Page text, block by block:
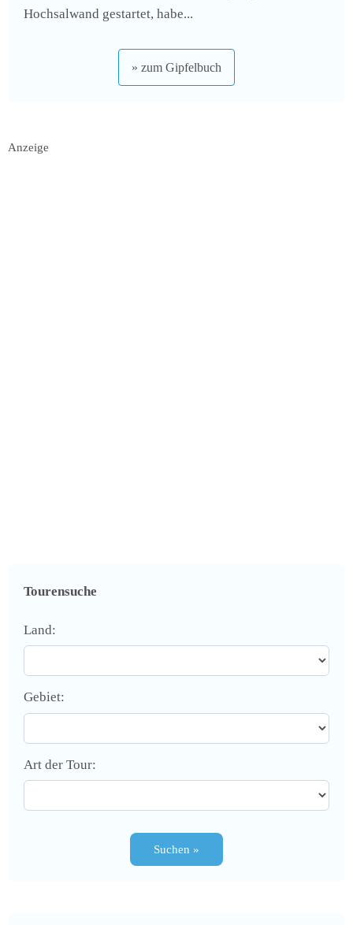
Hochsalwand gestartet, habe...
» zum Gipfelbuch
Anzeige
Tourensuche
Land:
Gebiet:
Art der Tour: